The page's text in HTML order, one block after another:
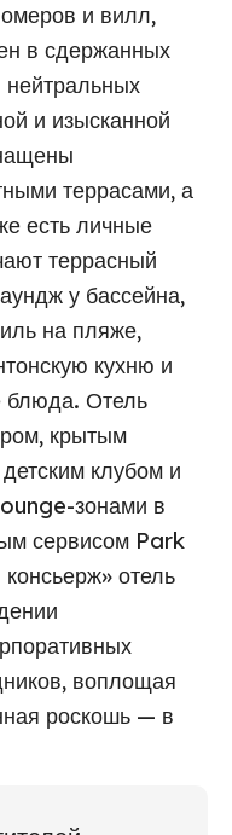
и вилл,
в сдержанных
и изысканной
террасами, а
есть личные
террасный
у бассейна,
на пляже,
кухню и
блюда. Отель
крытым
клубом и
зонами в
сервисом Park
отель
воплощая
роскошь — в